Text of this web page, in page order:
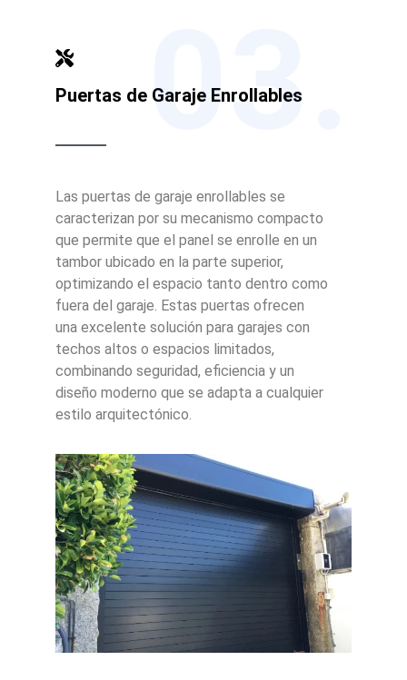
Puertas de Garaje Enrollables
03.
Las puertas de garaje enrollables se
caracterizan por su mecanismo compacto
que permite que el panel se enrolle en un
tambor ubicado en la parte superior,
optimizando el espacio tanto dentro como
fuera del garaje. Estas puertas ofrecen
una excelente solución para garajes con
techos altos o espacios limitados,
combinando seguridad, eficiencia y un
diseño moderno que se adapta a cualquier
estilo arquitectónico.